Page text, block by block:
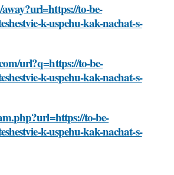
to-be-
k-uspehu-kak-nachat-s-
url?q=https://to-be-
k-uspehu-kak-nachat-s-
to-be-
k-uspehu-kak-nachat-s-